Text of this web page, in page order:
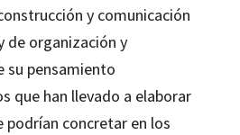
y comunicación
de organización y
su pensamiento
que han llevado a elaborar
podrían concretar en los